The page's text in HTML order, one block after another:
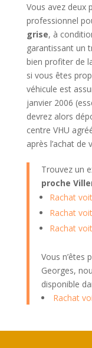
Vous avez deux
professionnel
grise, à
garantissant un
bien profiter de
si vous êtes
véhicule est
janvier 2006
devrez alors
centre VHU
après l’achat
Trouvez un
proche
Rachat
Rachat
Rachat
Vous n’êtes
Georges,
disponible
Rachat